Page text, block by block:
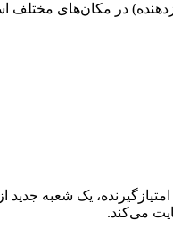
در مکان‌های مختلف
یک شعبه جدید
می‌کند.